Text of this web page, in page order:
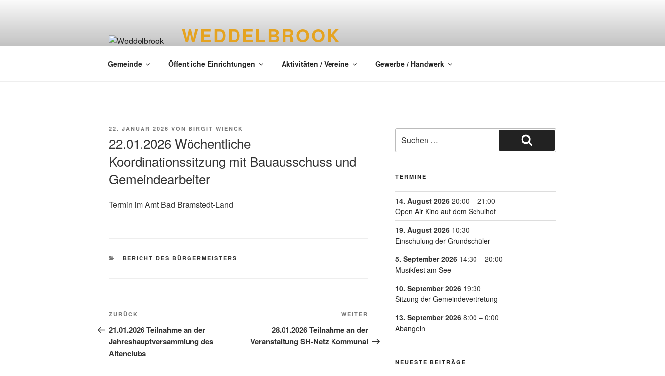
WEDDELBROOK
Gemeinde Öffentliche Einrichtungen Aktivitäten / Vereine Gewerbe / Handwerk
22. JANUAR 2026 VON BIRGIT WIENCK
22.01.2026 Wöchentliche
Koordinationssitzung mit Bauausschuss und
Gemeindearbeiter
Termin im Amt Bad Bramstedt-Land
BERICHT DES BÜRGERMEISTERS
ZURÜCK
21.01.2026 Teilnahme an der
Jahreshauptversammlung des
Altenclubs
WEITER
28.01.2026 Teilnahme an der
Veranstaltung SH-Netz Kommunal
TERMINE
14. August 2026 20:00 – 21:00
Open Air Kino auf dem Schulhof
19. August 202610:30
Einschulung der Grundschüler
5. September 2026 14:30 – 20:00
Musikfest am See
10. September 202619:30
Sitzung der Gemeindevertretung
13. September 2026 8:00 – 0:00
Abangeln
NEUESTE BEITRÄGE